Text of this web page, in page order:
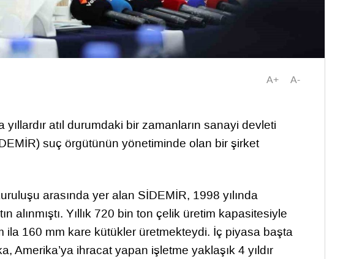
A+ A-
atıl durumdaki bir zamanların sanayi devleti
suç örgütünün yönetiminde olan bir şirket
arasında yer alan SİDEMİR, 1998 yılında
alınmıştı. Yıllık 720 bin ton çelik üretim kapasitesiyle
160 mm kare kütükler üretmekteydi. İç piyasa başta
Amerika’ya ihracat yapan işletme yaklaşık 4 yıldır